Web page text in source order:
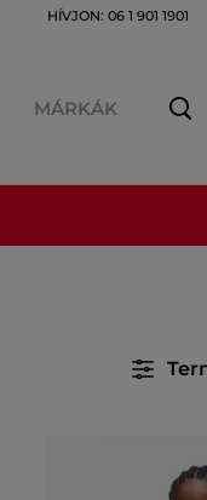
HÍVJON: 06 1 901 1901
MÁRKÁK